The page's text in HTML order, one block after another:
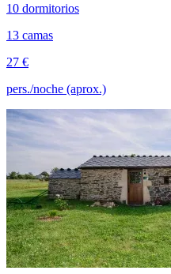
10 dormitorios
13 camas
27 €
pers./noche (aprox.)